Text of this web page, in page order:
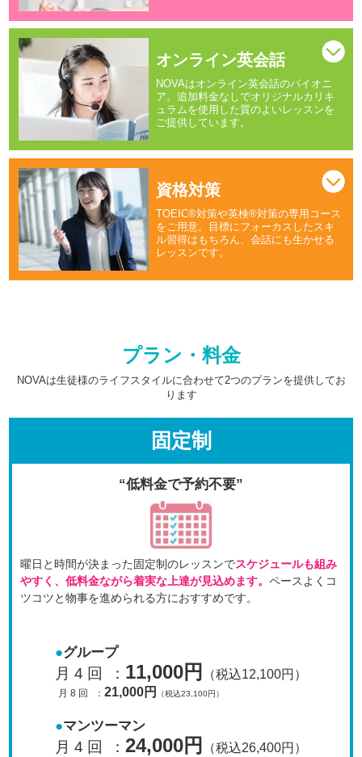
オンライン英会話
NOVAはオンライン英会話のパイオニ
ア。追加料金なしでオリジナルカリキ
ュラムを使用した質のよいレッスンを
ご提供しています。
資格対策
TOEIC®対策や英検®対策の専用コース
をご用意。目標にフォーカスしたスキ
ル習得はもちろん、会話にも生かせる
レッスンです。
プラン・料金
NOVAは生徒様のライフスタイルに合わせて2つのプランを提供してお
ります
固定制
“低料金で予約不要”
曜日と時間が決まった固定制のレッスンでスケジュールも組み
やすく、低料金ながら着実な上達が見込めます。 ペースよくコ
ツコツと物事を進められる方におすすめです。
グループ
月 4 回 ： 11,000円 （税込12,100円）
月 8 回 ：21,000円 （税込23,100円）
マンツーマン
月 4 回 ： 24,000円 （税込26,400円）